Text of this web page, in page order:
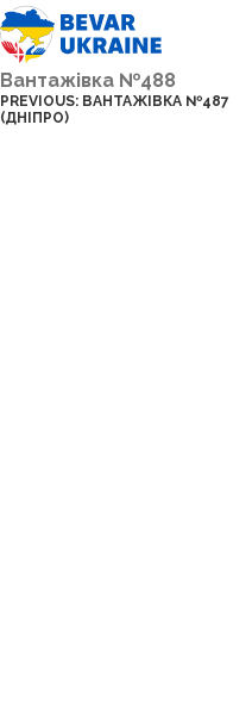
Вантажівка №488
PREVIOUS: ВАНТАЖІВКА №487
(ДНІПРО)